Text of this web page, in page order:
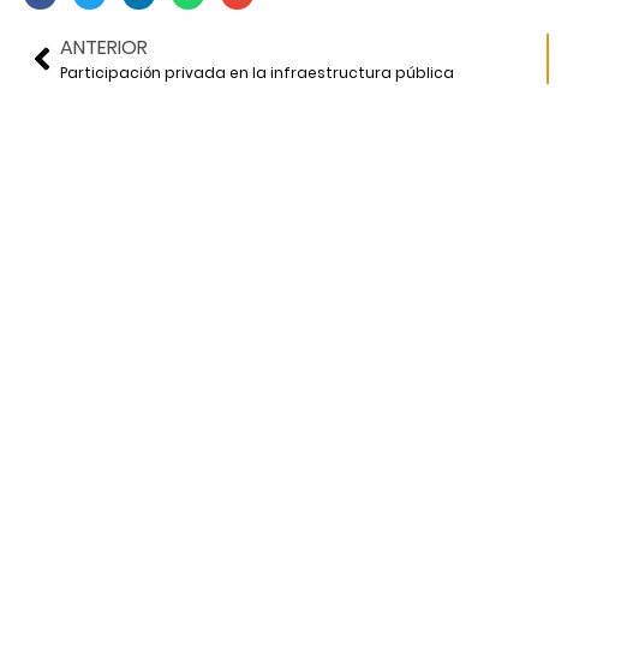
ANTERIOR
Participación privada en la infraestructura pública